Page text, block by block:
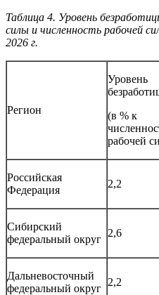
Таблица 4. Уровень
силы и численность рабочей
2026 г.
Регион
Уровень
(в % к
рабочей
Российская
Федерация
2,2
Сибирский
федеральный округ
2,6
Дальневосточный
федеральный округ
2,2